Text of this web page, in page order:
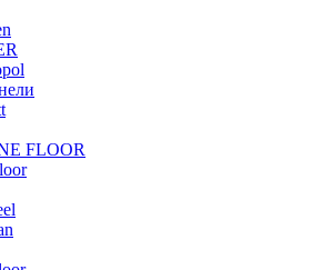
FLOOR